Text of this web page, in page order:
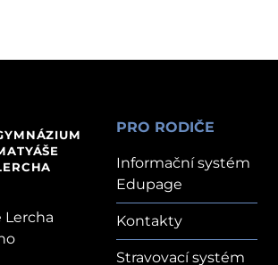
Lercha
PRO RODIČE
Informační systém
Edupage
Kontakty
Stravovací systém